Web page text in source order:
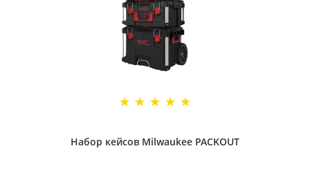
Набор кейсов Milwaukee PACKOUT